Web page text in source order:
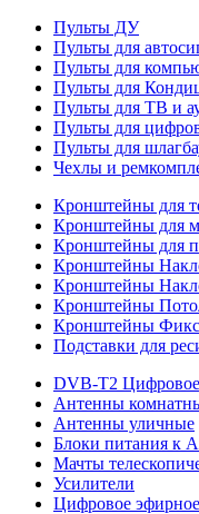
Пульты ДУ
Пульты для
Пульты для
Пульты для
Пульты для ТВ и
Пульты для
Пульты для
Чехлы и
Кронштейны для
Кронштейны для
Кронштейны для
Кронштейны
Кронштейны
Кронштейны
Кронштейны
Подставки для
DVB-T2
Антенны
Антенны уличные
Блоки питания к
Мачты
Усилители
Цифровое